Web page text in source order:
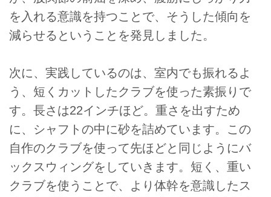
を入れる意識を持つことで、そうした傾向を
減らせるということを発見しました。
次に、実践しているのは、室内でも振れるよ
う、短くカットしたクラブを使った素振りで
す。長さは22インチほど。重さを出すため
に、シャフトの中に砂を詰めています。この
自作のクラブを使って先ほどと同じようにバ
ックスウィングをしていきます。短く、重い
クラブを使うことで、より体幹を意識したス